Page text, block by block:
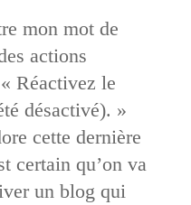
mon mot de
actions
Réactivez le
désactivé). »
cette dernière
certain qu’on va
un blog qui